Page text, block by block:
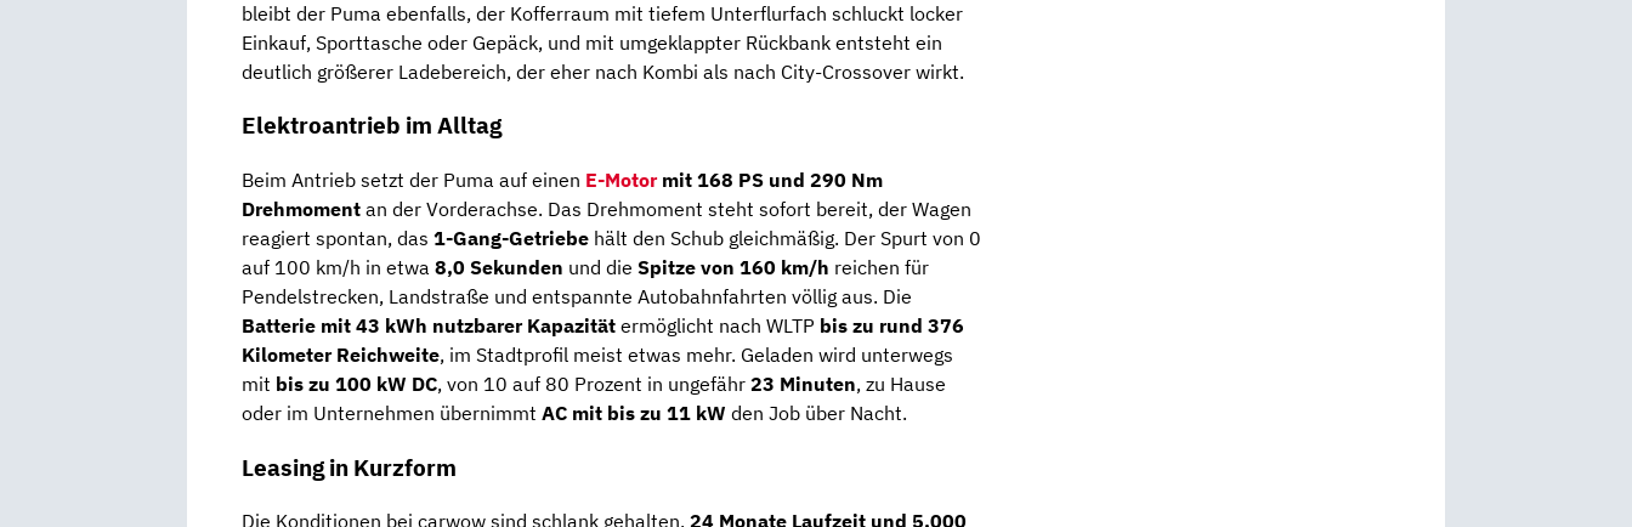
bleibt der Puma ebenfalls, der Kofferraum mit tiefem Unterflurfach schluckt locker
Einkauf, Sporttasche oder Gepäck, und mit umgeklappter Rückbank entsteht ein
deutlich größerer Ladebereich, der eher nach Kombi als nach City-Crossover wirkt.
Elektroantrieb im Alltag
Beim Antrieb setzt der Puma auf einen E-Motormit 168 PS und 290 Nm
Drehmoment an der Vorderachse. Das Drehmoment steht sofort bereit, der Wagen
reagiert spontan, das 1-Gang-Getriebe hält den Schub gleichmäßig. Der Spurt von 0
auf 100 km/h in etwa 8,0 Sekunden und die Spitze von 160 km/h reichen für
Pendelstrecken, Landstraße und entspannte Autobahnfahrten völlig aus. Die
Batterie mit 43 kWh nutzbarer Kapazität ermöglicht nach WLTP bis zu rund 376
Kilometer Reichweite, im Stadtprofil meist etwas mehr. Geladen wird unterwegs
mit bis zu 100 kW DC, von 10 auf 80 Prozent in ungefähr 23 Minuten, zu Hause
oder im Unternehmen übernimmt AC mit bis zu 11 kW den Job über Nacht.
Leasing in Kurzform
Die Konditionen bei carwow sind schlank gehalten. 24 Monate Laufzeit und 5.000